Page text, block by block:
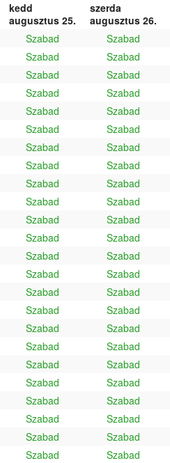
kedd
augusztus 25.
szerda
augusztus 26.
Szabad Szabad
Szabad Szabad
Szabad Szabad
Szabad Szabad
Szabad Szabad
Szabad Szabad
Szabad Szabad
Szabad Szabad
Szabad Szabad
Szabad Szabad
Szabad Szabad
Szabad Szabad
Szabad Szabad
Szabad Szabad
Szabad Szabad
Szabad Szabad
Szabad Szabad
Szabad Szabad
Szabad Szabad
Szabad Szabad
Szabad Szabad
Szabad Szabad
Szabad Szabad
Szabad Szabad